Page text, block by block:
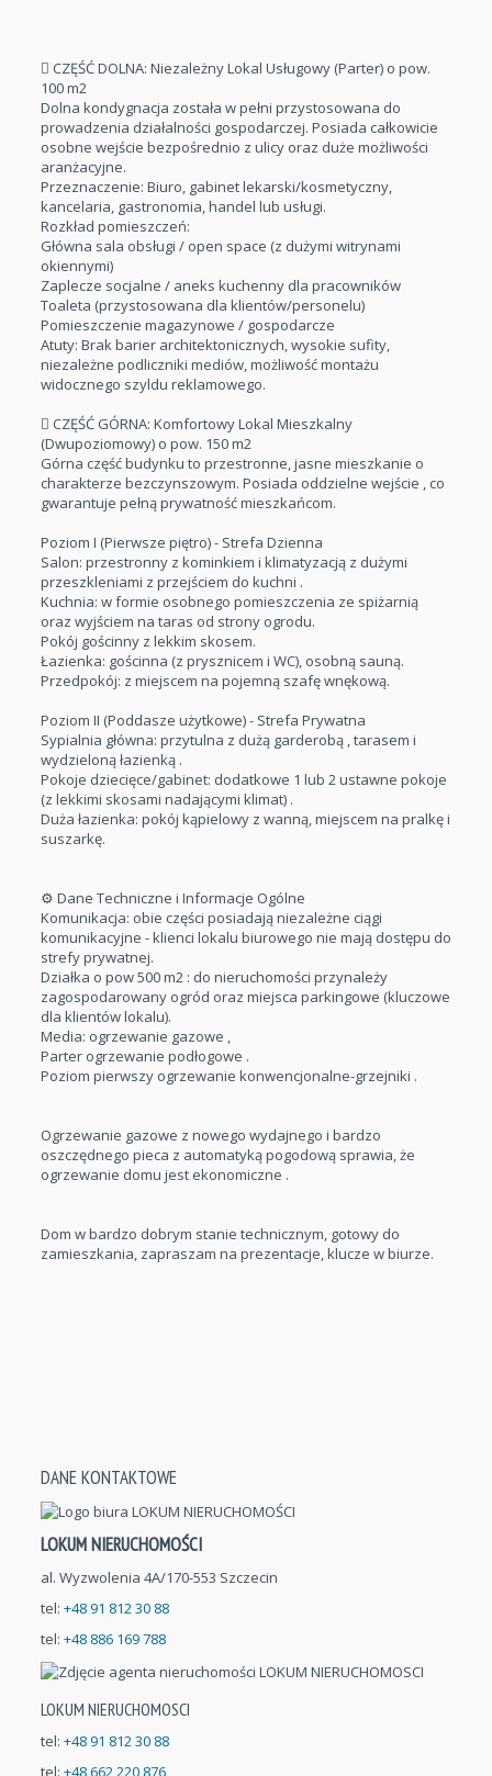
 CZĘŚĆ DOLNA: Niezależny Lokal Usługowy (Parter) o pow.
100 m2
Dolna kondygnacja została w pełni przystosowana do
prowadzenia działalności gospodarczej. Posiada całkowicie
osobne wejście bezpośrednio z ulicy oraz duże możliwości
aranżacyjne.
Przeznaczenie: Biuro, gabinet lekarski/kosmetyczny,
kancelaria, gastronomia, handel lub usługi.
Rozkład pomieszczeń:
Główna sala obsługi / open space (z dużymi witrynami
okiennymi)
Zaplecze socjalne / aneks kuchenny dla pracowników
Toaleta (przystosowana dla klientów/personelu)
Pomieszczenie magazynowe / gospodarcze
Atuty: Brak barier architektonicznych, wysokie sufity,
niezależne podliczniki mediów, możliwość montażu
widocznego szyldu reklamowego.
️ CZĘŚĆ GÓRNA: Komfortowy Lokal Mieszkalny
(Dwupoziomowy) o pow. 150 m2
Górna część budynku to przestronne, jasne mieszkanie o
charakterze bezczynszowym. Posiada oddzielne wejście , co
gwarantuje pełną prywatność mieszkańcom.
Poziom I (Pierwsze piętro) - Strefa Dzienna
Salon: przestronny z kominkiem i klimatyzacją z dużymi
przeszkleniami z przejściem do kuchni .
Kuchnia: w formie osobnego pomieszczenia ze spiżarnią
oraz wyjściem na taras od strony ogrodu.
Pokój gościnny z lekkim skosem.
Łazienka: gościnna (z prysznicem i WC), osobną sauną.
Przedpokój: z miejscem na pojemną szafę wnękową.
Poziom II (Poddasze użytkowe) - Strefa Prywatna
Sypialnia główna: przytulna z dużą garderobą , tarasem i
wydzieloną łazienką .
Pokoje dziecięce/gabinet: dodatkowe 1 lub 2 ustawne pokoje
(z lekkimi skosami nadającymi klimat) .
Duża łazienka: pokój kąpielowy z wanną, miejscem na pralkę i
suszarkę.
⚙️ Dane Techniczne i Informacje Ogólne
Komunikacja: obie części posiadają niezależne ciągi
komunikacyjne - klienci lokalu biurowego nie mają dostępu do
strefy prywatnej.
Działka o pow 500 m2 : do nieruchomości przynależy
zagospodarowany ogród oraz miejsca parkingowe (kluczowe
dla klientów lokalu).
Media: ogrzewanie gazowe ,
Parter ogrzewanie podłogowe .
Poziom pierwszy ogrzewanie konwencjonalne-grzejniki .
Ogrzewanie gazowe z nowego wydajnego i bardzo
oszczędnego pieca z automatyką pogodową sprawia, że
ogrzewanie domu jest ekonomiczne .
Dom w bardzo dobrym stanie technicznym, gotowy do
zamieszkania, zapraszam na prezentacje, klucze w biurze.
DANE KONTAKTOWE
LOKUM NIERUCHOMOŚCI
al. Wyzwolenia 4A/170-553 Szczecin
tel: +48 91 812 30 88
tel: +48 886 169 788
LOKUM NIERUCHOMOSCI
tel: +48 91 812 30 88
tel: +48 662 220 876